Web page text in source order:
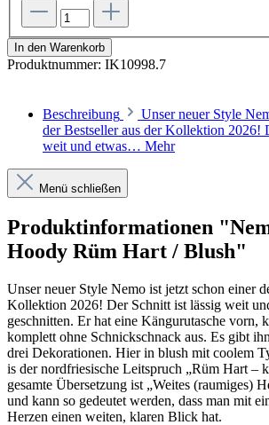
In den Warenkorb
Produktnummer: IK10998.7
Beschreibung
Unser neuer Style
der Bestseller aus der Kollektion 2026!
weit und etwas… Mehr
Menü schließen
Produktinformationen
Hoody Rüm Hart / Blush"
Unser neuer Style Nemo ist jetzt schon einer
Kollektion 2026! Der Schnitt ist lässig weit
geschnitten. Er hat eine Kängurutasche vorn,
komplett ohne Schnickschnack aus. Es gibt
drei Dekorationen. Hier in blush mit coolem
is der nordfriesische Leitspruch „Rüm Hart –
gesamte Übersetzung ist „Weites (raumiges)
und kann so gedeutet werden, dass man mit
Herzen einen weiten, klaren Blick hat.